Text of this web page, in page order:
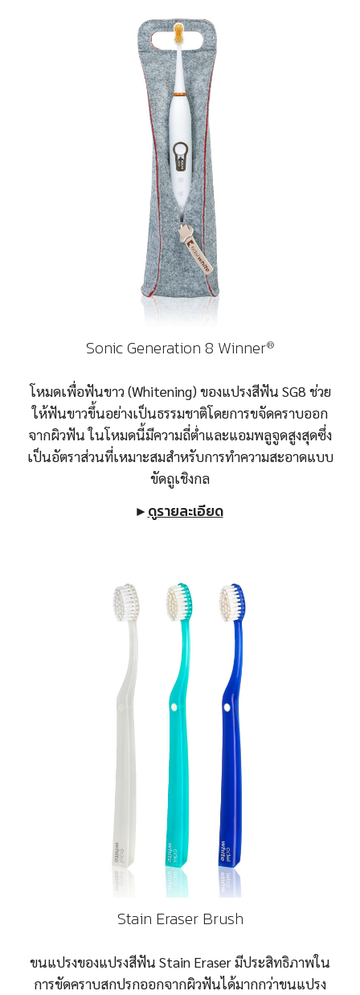
Sonic Generation 8 Winner®
โหมดเพื่อฟันขาว (Whitening) ของแปรงสีฟัน SG8 ช่วย
ให้ฟันขาวขึ้นอย่างเป็นธรรมชาติโดยการขจัดคราบออก
จากผิวฟัน ในโหมดนี้มีความถี่ต่ำและแอมพลูจูดสูงสุดซึ่ง
เป็นอัตราส่วนที่เหมาะสมสำหรับการทำความสะอาดแบบ
ขัดถูเชิงกล
►ดูรายละเอียด
Stain Eraser Brush
ขนแปรงของแปรงสีฟัน Stain Eraser มีประสิทธิภาพใน
การขัดคราบสกปรกออกจากผิวฟันได้มากกว่าขนแปรง